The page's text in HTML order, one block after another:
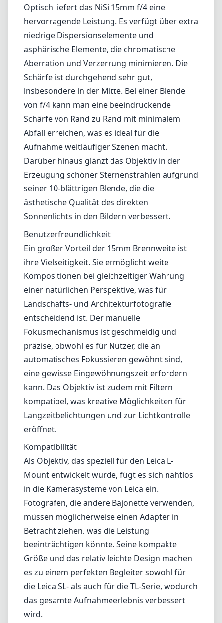
Abfall erreichen, was es ideal für die
Aufnahme weitläufiger Szenen macht.
Darüber hinaus glänzt das Objektiv in der
Erzeugung schöner Sternenstrahlen aufgrund
seiner 10-blättrigen Blende, die die
ästhetische Qualität des direkten
Sonnenlichts in den Bildern verbessert.
Benutzerfreundlichkeit
Ein großer Vorteil der 15mm Brennweite ist
ihre Vielseitigkeit. Sie ermöglicht weite
Kompositionen bei gleichzeitiger Wahrung
einer natürlichen Perspektive, was für
Landschafts- und Architekturfotografie
entscheidend ist. Der manuelle
Fokusmechanismus ist geschmeidig und
präzise, obwohl es für Nutzer, die an
automatisches Fokussieren gewöhnt sind,
eine gewisse Eingewöhnungszeit erfordern
kann. Das Objektiv ist zudem mit Filtern
kompatibel, was kreative Möglichkeiten für
Langzeitbelichtungen und zur Lichtkontrolle
eröffnet.
Kompatibilität
Als Objektiv, das speziell für den Leica L-
Mount entwickelt wurde, fügt es sich nahtlos
in die Kamerasysteme von Leica ein.
Fotografen, die andere Bajonette verwenden,
müssen möglicherweise einen Adapter in
Betracht ziehen, was die Leistung
beeinträchtigen könnte. Seine kompakte
Größe und das relativ leichte Design machen
es zu einem perfekten Begleiter sowohl für
die Leica SL- als auch für die TL-Serie, wodurch
das gesamte Aufnahmeerlebnis verbessert
wird.
Vor- und Nachteile
Vorteile
Hervorragende Verarbeitungsqualität mit
robuster Metallkonstruktion
Beeindruckende optische Leistung mit
exzellenter Schärfe
Minimale Verzerrung und chromatische
Aberration
Schöne Sternenstrahlen durch die 10-blättrige